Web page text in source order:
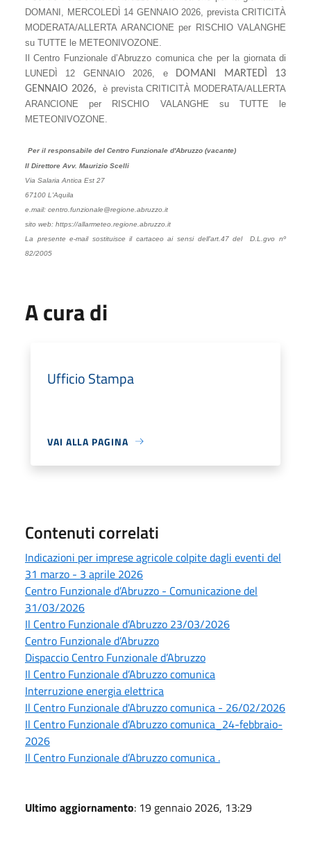
DOMANI, MERCOLEDÌ 14 GENNAIO 2026, prevista CRITICITÀ
MODERATA/ALLERTA ARANCIONE per RISCHIO VALANGHE
su TUTTE le METEONIVOZONE.
Il Centro Funzionale d’Abruzzo comunica che per la giornata di
LUNEDÌ 12 GENNAIO 2026, e
DOMANI MARTEDÌ 13
GENNAIO 2026,
è prevista CRITICITÀ MODERATA/ALLERTA
ARANCIONE per RISCHIO VALANGHE su TUTTE le
METEONIVOZONE.
Per il responsabile del Centro Funzionale d'Abruzzo (vacante)
Il Direttore Avv. Maurizio Scelli
Via Salaria Antica Est 27
67100 L'Aquila
e.mail: centro.funzionale@regione.abruzzo.it
sito web: https://allarmeteo.regione.abruzzo.it
La presente e-mail sostituisce il cartaceo ai sensi dell'art.47 del D.L.gvo nº
82/2005
A cura di
Ufficio Stampa
VAI ALLA PAGINA
Contenuti correlati
Indicazioni per imprese agricole colpite dagli eventi del
31 marzo - 3 aprile 2026
Centro Funzionale d’Abruzzo - Comunicazione del
31/03/2026
Il Centro Funzionale d’Abruzzo 23/03/2026
Centro Funzionale d’Abruzzo
Dispaccio Centro Funzionale d’Abruzzo
Il Centro Funzionale d’Abruzzo comunica
Interruzione energia elettrica
Il Centro Funzionale d'Abruzzo comunica - 26/02/2026
Il Centro Funzionale d’Abruzzo comunica_24-febbraio-
2026
Il Centro Funzionale d’Abruzzo comunica .
Ultimo aggiornamento: 19 gennaio 2026, 13:29